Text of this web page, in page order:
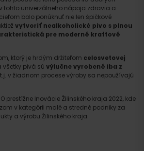
tohto univerzálneho nápoja zdravia a
bolo ponúknuť nie len špičkové
vytvoriť nealkoholické pivo s plnou
pre moderné kraftové
ktorý je hrdým držiteľom celosvetovej
všetky pivá sú výlučne vyrobené iba z
t.j. v žiadnom procese výroby sa nepoužívajú
prestížne Inovácie Žilinského kraja 2022, kde
v kategórii malé a stredné podniky za
a výrobu Žilinského kraja.